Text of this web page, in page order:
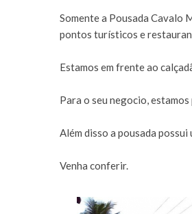
Somente a Pousada Cavalo
pontos turísticos e
Estamos em frente ao
Para o seu negocio,
Além disso a pousada
Venha conferir.